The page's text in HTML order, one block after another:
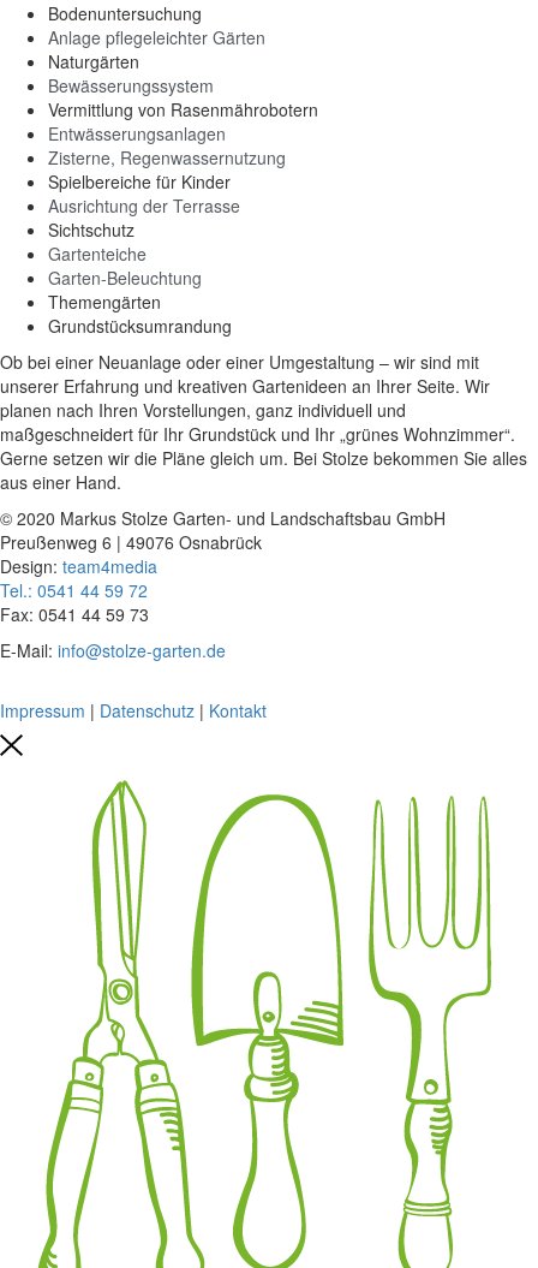
Bodenuntersuchung
Anlage pflegeleichter Gärten
Naturgärten
Bewässerungssystem
Vermittlung von Rasenmährobotern
Entwässerungsanlagen
Zisterne, Regenwassernutzung
Spielbereiche für Kinder
Ausrichtung der Terrasse
Sichtschutz
Gartenteiche
Garten-Beleuchtung
Themengärten
Grundstücksumrandung
Ob bei einer Neuanlage oder einer Umgestaltung – wir sind mit
unserer Erfahrung und kreativen Gartenideen an Ihrer Seite. Wir
planen nach Ihren Vorstellungen, ganz individuell und
maßgeschneidert für Ihr Grundstück und Ihr „grünes Wohnzimmer“.
Gerne setzen wir die Pläne gleich um. Bei Stolze bekommen Sie alles
aus einer Hand.
© 2020 Markus Stolze Garten- und Landschaftsbau GmbH
Preußenweg 6 | 49076 Osnabrück
Design: team4media
Tel.: 0541 44 59 72
Fax: 0541 44 59 73
E-Mail: info@stolze-garten.de
Impressum | Datenschutz | Kontakt